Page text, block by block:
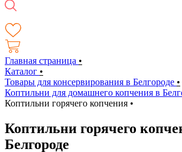
Главная страница •
Каталог •
Товары для консервирования в Белгороде •
Коптильни для домашнего копчения в
Коптильни горячего копчения •
Коптильни горячего
Белгороде